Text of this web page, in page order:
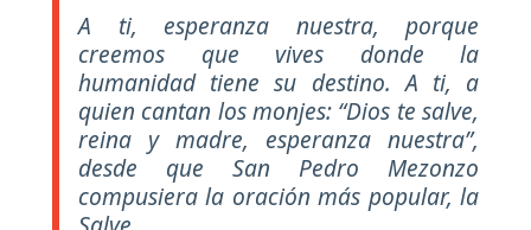
A ti, esperanza nuestra, porque
creemos que vives donde la
humanidad tiene su destino. A ti, a
quien cantan los monjes: “Dios te salve,
reina y madre, esperanza nuestra”,
desde que San Pedro Mezonzo
compusiera la oración más popular, la